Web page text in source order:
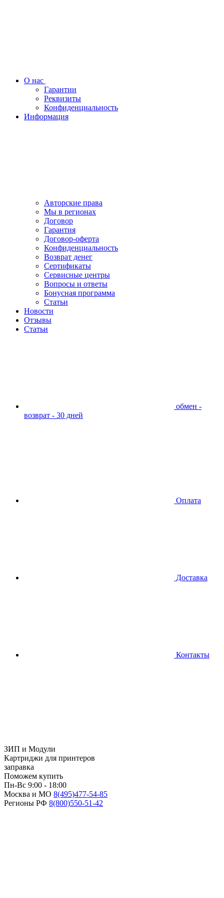
О нас
Гарантии
Реквизиты
Конфиденциальность
Информация
Авторские права
Мы в регионах
Договор
Гарантия
Договор-оферта
Конфиденциальность
Возврат денег
Сертификаты
Сервисные центры
Вопросы и ответы
Бонусная программа
Статьи
Новости
Отзывы
Статьи
обмен -
возврат - 30 дней
Оплата
Доставка
Контакты
ЗИП и Модули
Картриджи для принтеров
заправка
Поможем купить
Пн-Вс 9:00 - 18:00
Москва и МО 8(495)477-54-85
Регионы РФ 8(800)550-51-42